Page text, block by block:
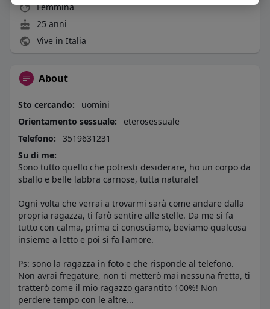
Femmina
25 anni
Vive in Italia
About
Sto cercando:
uomini
Orientamento sessuale:
eterosessuale
Telefono:
3519631231
Su di me:
Sono tutto quello che potresti desiderare, ho un corpo da
sballo e belle labbra carnose, tutta naturale!
Ogni volta che verrai a trovarmi sarà come andare dalla
propria ragazza, ti farò sentire alle stelle. Da me si fa
tutto con calma, prima ci conosciamo, beviamo qualcosa
insieme a letto e poi si fa l'amore.
Ps: sono la ragazza in foto e che risponde al telefono.
Non avrai fregature, non ti metterò mai nessuna fretta, ti
tratterò come il mio ragazzo garantito 100%! Non
perdere tempo con le altre...